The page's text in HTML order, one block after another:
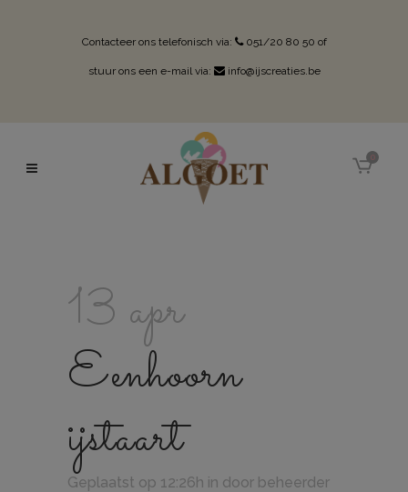
Contacteer ons telefonisch via: 051/20 80 50 of
stuur ons een e-mail via: info@ijscreaties.be
0
13 apr
Eenhoorn
ijstaart
Geplaatst op 12:26h in door beheerder